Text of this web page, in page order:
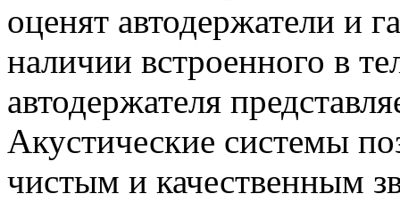
оценят автодержатели и
наличии встроенного в
автодержателя
Акустические системы
чистым и качественным